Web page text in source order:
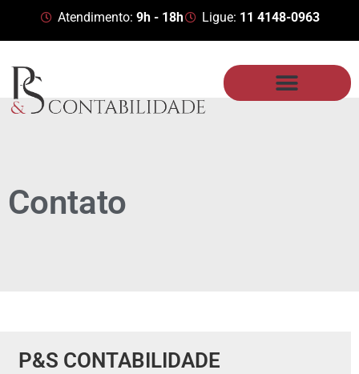
Atendimento: 9h - 18h Ligue: 11 4148-0963
Contato
P&S CONTABILIDADE